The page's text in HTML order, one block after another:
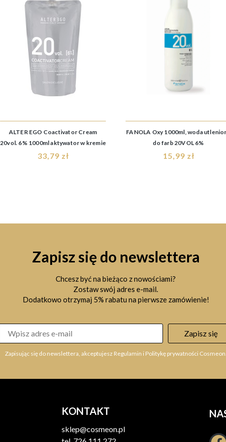
ALTER EGO Coactivator Cream
20vol. 6% 1000ml aktywator w kremie
33,79 zł
FANOLA Oxy 1000ml, woda
do farb 20VOL 6%
15,99 zł
Zapisz się do newslettera
Chcesz być na bieżąco z nowościami?
Zostaw swój adres e-mail.
Dodatkowo otrzymaj 5% rabatu na pierwsze zamówienie!
Zapisz się
Zapisując się do newslettera, akceptujesz Regulamin i Politykę prywatności
KONTAKT
sklep@cosmeon.pl